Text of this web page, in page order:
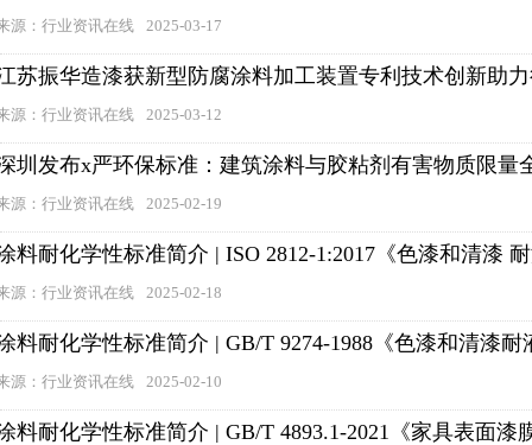
源：行业资讯在线 2025-03-17
苏振华造漆获新型防腐涂料加工装置专利技术创新助
源：行业资讯在线 2025-03-12
圳发布x严环保标准：建筑涂料与胶粘剂有害物质限量
源：行业资讯在线 2025-02-19
料耐化学性标准简介 | ISO 2812-1:2017《色漆和清漆
源：行业资讯在线 2025-02-18
料耐化学性标准简介 | GB/T 9274-1988《色漆和清漆
源：行业资讯在线 2025-02-10
料耐化学性标准简介 | GB/T 4893.1-2021《家具表面